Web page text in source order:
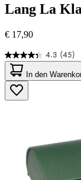
Lang La
€ 17,90
4.3 (45)
4.3
von
5
Sternen.
45
In den